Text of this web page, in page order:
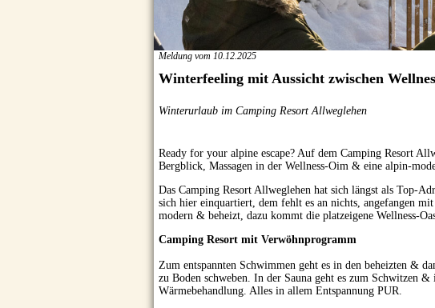
Meldung vom 10.12.2025
Winterfeeling mit Aussicht zwischen
Winterurlaub im Camping Resort Allweglehen
Ready for your alpine escape? Auf dem Camping Resort
Bergblick, Massagen in der Wellness-Oim & eine alpin-
Das Camping Resort Allweglehen hat sich längst als Top-
sich hier einquartiert, dem fehlt es an nichts, angefangen
modern & beheizt, dazu kommt die platzeigene Wellness-
Camping Resort mit Verwöhnprogramm
Zum entspannten Schwimmen geht es in den beheizten &
zu Boden schweben. In der Sauna geht es zum Schwitzen
Wärmebehandlung. Alles in allem Entspannung PUR.